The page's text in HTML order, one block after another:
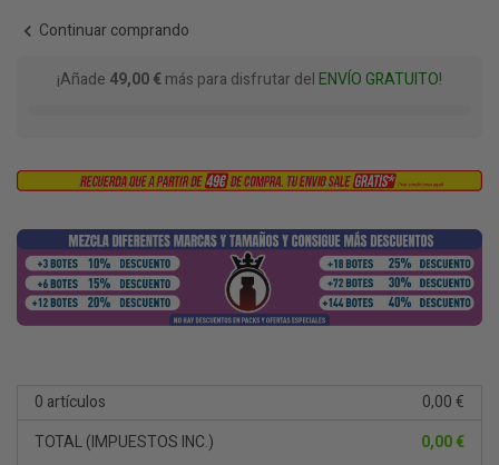
chevron_left Continuar comprando
¡Añade 49,00 €más para disfrutar delENVÍO GRATUITO!
0 artículos
0,00 €
TOTAL (IMPUESTOS INC.)
0,00 €